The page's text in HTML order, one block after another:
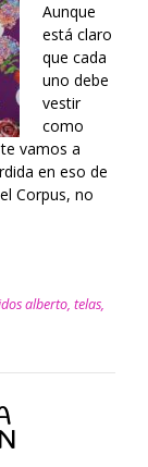
Aunque
está claro
que cada
uno debe
vestir
como
vamos a
en eso de
Corpus, no
alberto, telas,